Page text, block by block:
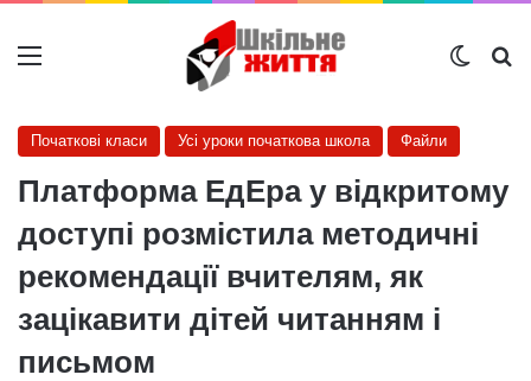
Меню
Початкові класи Усі уроки початкова школа Файли
Платформа ЕдЕра у відкритому
доступі розмістила методичні
рекомендації вчителям, як
зацікавити дітей читанням і
письмом